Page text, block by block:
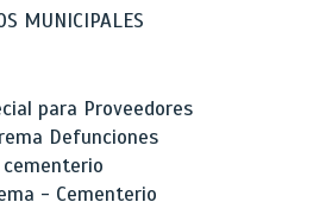
MUNICIPALES
para Proveedores
Defunciones
- Cementerio